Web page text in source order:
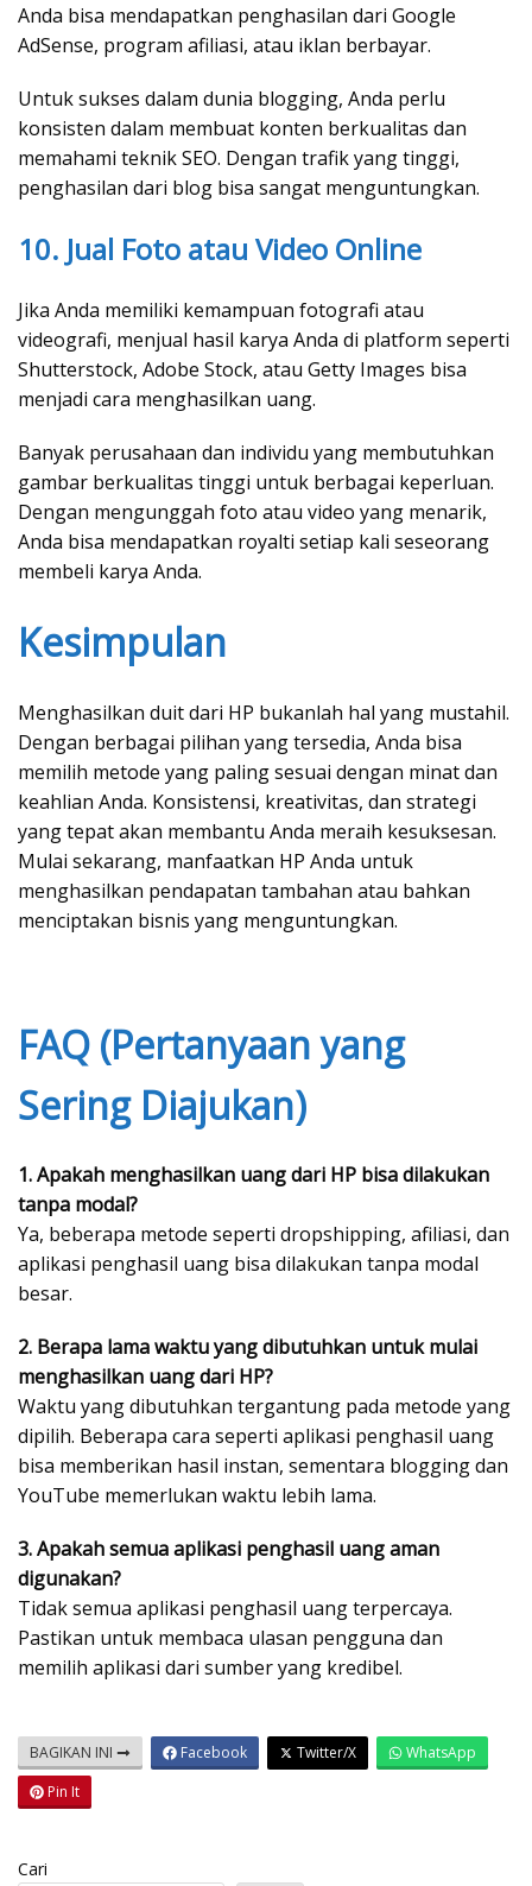
Anda bisa mendapatkan penghasilan dari Google
AdSense, program afiliasi, atau iklan berbayar.
Untuk sukses dalam dunia blogging, Anda perlu
konsisten dalam membuat konten berkualitas dan
memahami teknik SEO. Dengan trafik yang tinggi,
penghasilan dari blog bisa sangat menguntungkan.
10. Jual Foto atau Video Online
Jika Anda memiliki kemampuan fotografi atau
videografi, menjual hasil karya Anda di platform seperti
Shutterstock, Adobe Stock, atau Getty Images bisa
menjadi cara menghasilkan uang.
Banyak perusahaan dan individu yang membutuhkan
gambar berkualitas tinggi untuk berbagai keperluan.
Dengan mengunggah foto atau video yang menarik,
Anda bisa mendapatkan royalti setiap kali seseorang
membeli karya Anda.
Kesimpulan
Menghasilkan duit dari HP bukanlah hal yang mustahil.
Dengan berbagai pilihan yang tersedia, Anda bisa
memilih metode yang paling sesuai dengan minat dan
keahlian Anda. Konsistensi, kreativitas, dan strategi
yang tepat akan membantu Anda meraih kesuksesan.
Mulai sekarang, manfaatkan HP Anda untuk
menghasilkan pendapatan tambahan atau bahkan
menciptakan bisnis yang menguntungkan.
FAQ (Pertanyaan yang
Sering Diajukan)
1. Apakah menghasilkan uang dari HP bisa dilakukan
tanpa modal?
Ya, beberapa metode seperti dropshipping, afiliasi, dan
aplikasi penghasil uang bisa dilakukan tanpa modal
besar.
2. Berapa lama waktu yang dibutuhkan untuk mulai
menghasilkan uang dari HP?
Waktu yang dibutuhkan tergantung pada metode yang
dipilih. Beberapa cara seperti aplikasi penghasil uang
bisa memberikan hasil instan, sementara blogging dan
YouTube memerlukan waktu lebih lama.
3. Apakah semua aplikasi penghasil uang aman
digunakan?
Tidak semua aplikasi penghasil uang terpercaya.
Pastikan untuk membaca ulasan pengguna dan
memilih aplikasi dari sumber yang kredibel.
BAGIKAN INI Facebook Twitter/X
WhatsApp
Pin It
Cari